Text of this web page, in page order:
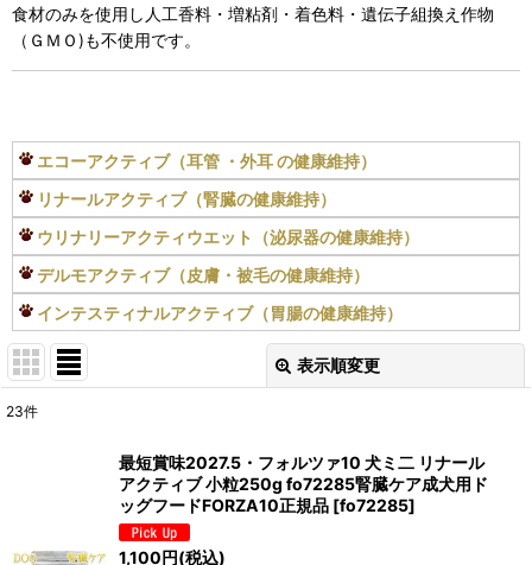
食材のみを使用し人工香料・増粘剤・着色料・遺伝子組換え作物
（ＧＭＯ)も不使用です。
エコーアクティブ（耳管 ・外耳 の健康維持）
リナールアクティブ（腎臓の健康維持）
ウリナリーアクティウエット（泌尿器の健康維持）
デルモアクティブ（皮膚・被毛の健康維持）
インテスティナルアクティブ（胃腸の健康維持）
表示順変更
23件
最短賞味2027.5・フォルツァ10 犬ミ二 リナール
アクティブ 小粒250g fo72285腎臓ケア成犬用ド
ッグフードFORZA10正規品 [fo72285]
1,100円(税込)